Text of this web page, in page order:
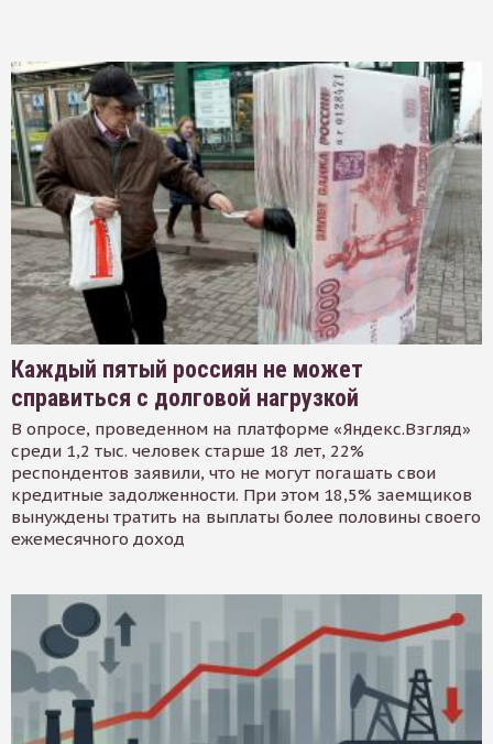
Каждый пятый россиян не может
справиться с долговой нагрузкой
В опросе, проведенном на платформе «Яндекс.Взгляд»
среди 1,2 тыс. человек старше 18 лет, 22%
респондентов заявили, что не могут погашать свои
кредитные задолженности. При этом 18,5% заемщиков
вынуждены тратить на выплаты более половины своего
ежемесячного доход